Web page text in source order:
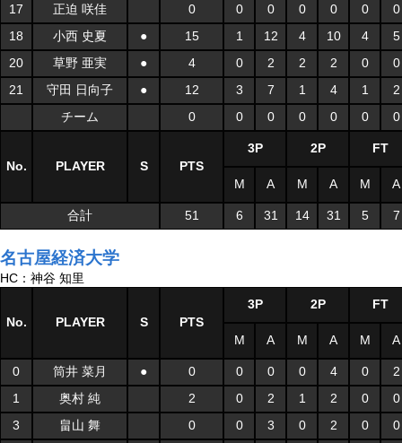
17
正迫 咲佳 0 0 0 0 0 0
0
18
小西 史夏 ● 15 1 12 4 10 4
5
20
草野 亜実 ● 4 0 2 2 2 0
0
21
守田 日向子 ● 12 3 7 1 4 1
2
チーム
0 0 0 0 0 0 0
No. PLAYER S PTS
3P 2P FT
M A M A M A
合計 51 6 31 14 31 5 7
名古屋経済大学
HC：神谷 知里
No. PLAYER S PTS
3P 2P FT
M A M A M A
0 筒井 菜月 ● 0 0 0 0 4 0
2
1
奥村 純 2 0 2 1 2 0
0
3
畠山 舞 0 0 3 0 2 0
0